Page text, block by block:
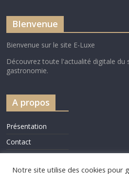
BIenvenue
Bienvenue sur le site E-Luxe
Découvrez toute l'actualité digitale du
gastronomie.
A propos
Présentation
Contact
Notre site utilise des cookies pour